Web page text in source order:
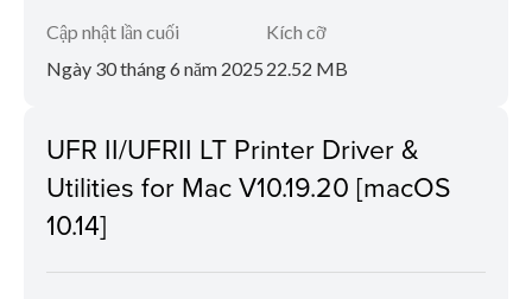
Cập nhật lần cuối
Ngày 30 tháng 6 năm 2025
Kích cỡ
22.52 MB
UFR II/UFRII LT Printer Driver &
Utilities for Mac V10.19.20 [macOS
10.14]